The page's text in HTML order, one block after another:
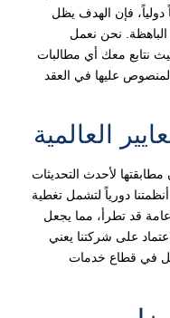
فإن الهدف يظل
نحن نعمل
نتابع معك أي مطالبات
عليها في العقد
العالمية
لأحدث التحديثات
دورياً لتشمل تغطية
قد تطرأ، مما يجعل
على شركتنا يعني
في قطاع خدمات